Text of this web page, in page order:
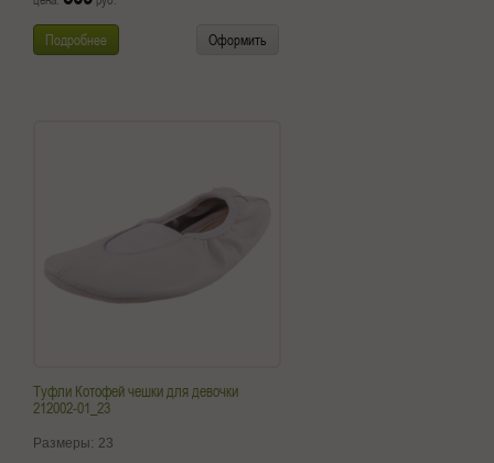
Подробнее Оформить
Туфли Котофей чешки для девочки
212002-01_23
Размеры: 23